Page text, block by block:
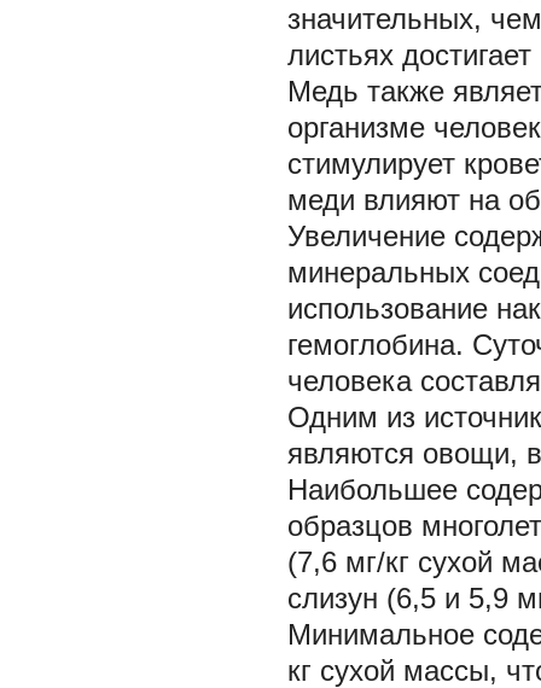
значительных,
листьях достигает
Медь также
организме
стимулирует
меди влияют на
Увеличение
минеральных
использование
гемоглобина.
человека
Одним из
являются овощи,
Наибольшее
образцов
(7,6 мг/кг сухой
слизун (6,5 и 5,9
Минимальное
кг сухой массы,